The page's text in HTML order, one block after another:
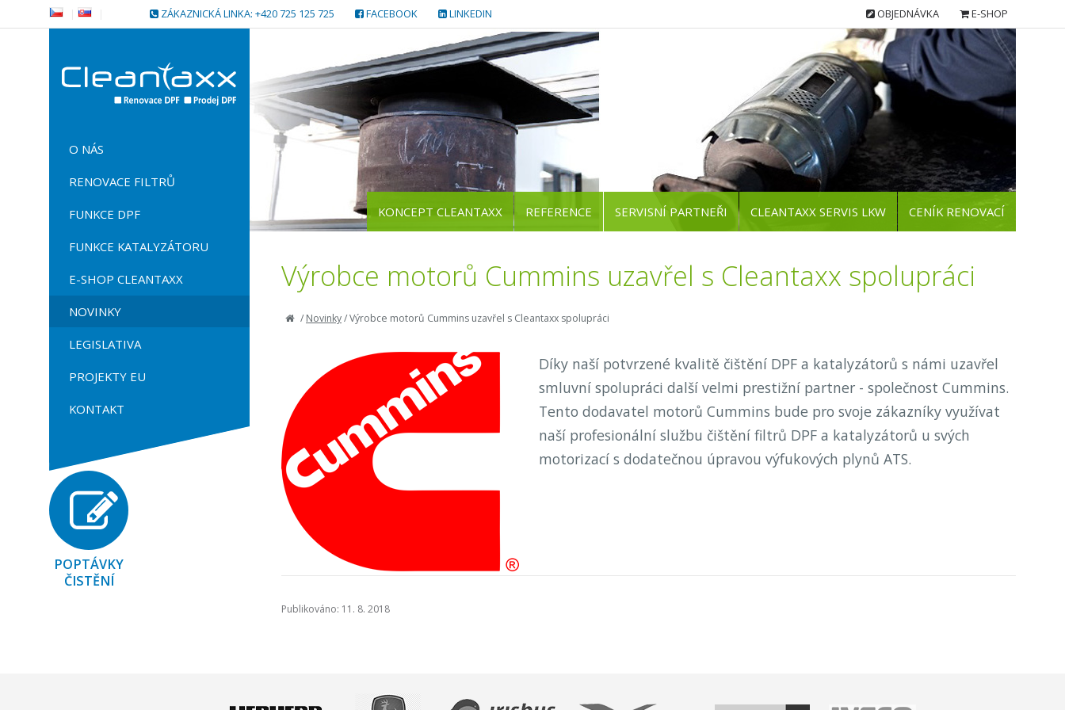
ZÁKAZNICKÁ LINKA: +420 725 125 725 FACEBOOK LINKEDIN OBJEDNÁVKA E-SHOP
Výrobce motorů Cummins uzavřel s Cleantaxx spolupráci
/Novinky/Výrobce motorů Cummins uzavřel s Cleantaxx spolupráci
Díky naší potvrzené kvalitě čištění DPF a katalyzátorů s námi uzavřel
smluvní spolupráci další velmi prestižní partner - společnost Cummins.
Tento dodavatel motorů Cummins bude pro svoje zákazníky využívat
naší profesionální službu čištění filtrů DPF a katalyzátorů u svých
motorizací s dodatečnou úpravou výfukových plynů ATS.
Publikováno: 11. 8. 2018
O NÁS
RENOVACE FILTRŮ
FUNKCE DPF
FUNKCE KATALYZÁTORU
E-SHOP CLEANTAXX
NOVINKY
LEGISLATIVA
PROJEKTY EU
KONTAKT
POPTÁVKY
ČISTĚNÍ
KONCEPT CLEANTAXX REFERENCE SERVISNÍ PARTNEŘI CLEANTAXX SERVIS LKW CENÍK RENOVACÍ